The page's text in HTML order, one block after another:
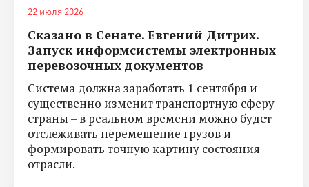
22 июля 2026
Сказано в Сенате. Евгений Дитрих.
Запуск информсистемы электронных
перевозочных документов
Система должна заработать 1 сентября и
существенно изменит транспортную сферу
страны – в реальном времени можно будет
отслеживать перемещение грузов и
формировать точную картину состояния
отрасли.